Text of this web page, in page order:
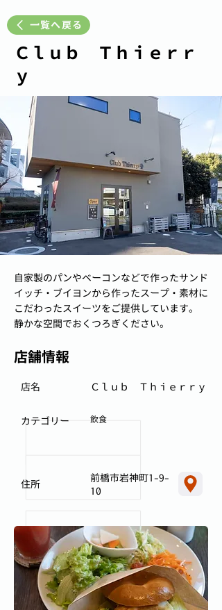
一覧へ戻る
Ｃｌｕｂ Ｔｈｉｅｒｒ
ｙ
自家製のパンやベーコンなどで作ったサンド
イッチ・ブイヨンから作ったスープ・素材に
こだわったスイーツをご提供しています。
静かな空間でおくつろぎください。
店舗情報
Ｃｌｕｂ Ｔｈｉｅｒｒｙ
店名
飲食
カテゴリー
前橋市岩神町1-9-
10
住所